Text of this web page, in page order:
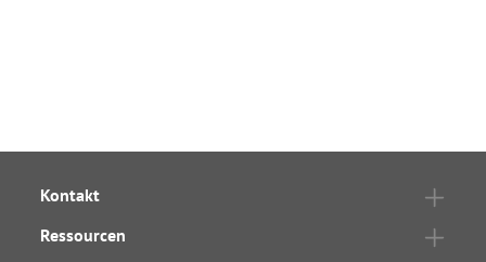
Kontakt
Ressourcen